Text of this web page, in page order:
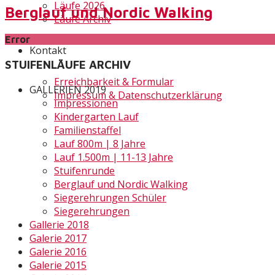
Läufe 2026
Läufe Archiv
Kontakt
Erreichbarkeit & Formular
Impressum & Datenschutzerklärung
Berglauf und Nordic Walking
Error
STUIFENLÄUFE ARCHIV
GALLERIEN 2019
Impressionen
Kindergarten Lauf
Familienstaffel
Lauf 800m | 8 Jahre
Lauf 1.500m | 11-13 Jahre
Stuifenrunde
Berglauf und Nordic Walking
Siegerehrungen Schüler
Siegerehrungen
Gallerie 2018
Galerie 2017
Galerie 2016
Galerie 2015